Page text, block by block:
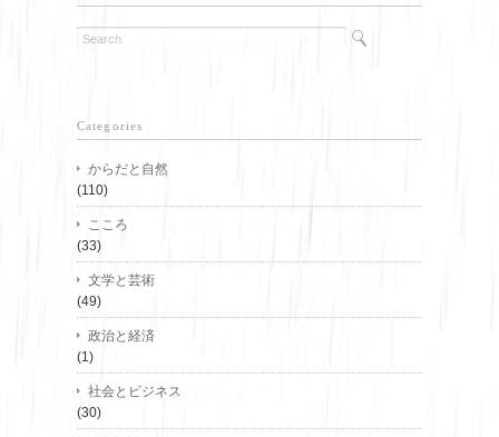
Categories
からだと自然
(110)
こころ
(33)
文学と芸術
(49)
政治と経済
(1)
社会とビジネス
(30)